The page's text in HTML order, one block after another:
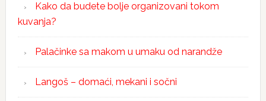
Kako da budete bolje organizovani tokom
kuvanja?
Palačinke sa makom u umaku od narandže
Langoš – domaći, mekani i sočni